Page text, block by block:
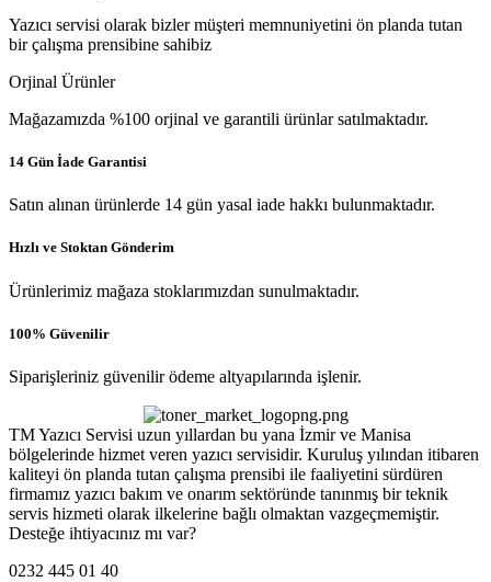
Yazıcı servisi olarak bizler müşteri memnuniyetini ön planda tutan
bir çalışma prensibine sahibiz
Orjinal Ürünler
Mağazamızda %100 orjinal ve garantili ürünlar satılmaktadır.
14 Gün İade Garantisi
Satın alınan ürünlerde 14 gün yasal iade hakkı bulunmaktadır.
Hızlı ve Stoktan Gönderim
Ürünlerimiz mağaza stoklarımızdan sunulmaktadır.
100% Güvenilir
Siparişleriniz güvenilir ödeme altyapılarında işlenir.
TM Yazıcı Servisi uzun yıllardan bu yana İzmir ve Manisa
bölgelerinde hizmet veren yazıcı servisidir. Kuruluş yılından itibaren
kaliteyi ön planda tutan çalışma prensibi ile faaliyetini sürdüren
firmamız yazıcı bakım ve onarım sektöründe tanınmış bir teknik
servis hizmeti olarak ilkelerine bağlı olmaktan vazgeçmemiştir.
Desteğe ihtiyacınız mı var?
0232 445 01 40